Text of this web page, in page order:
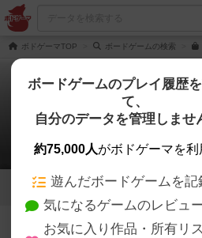
ボドゲーマTOP ボードゲームの検索
らくらく冒険者の幸
Bluebearさんの
3 4
304名 7名 0 5ヶ月前
ボードゲームのプレイ履歴
て、
自分のデータを管理しませ
約75,000人がボドゲーマを利
遊んだボードゲームを記
気になるゲームのレビュ
お気に入り作品・所有リ